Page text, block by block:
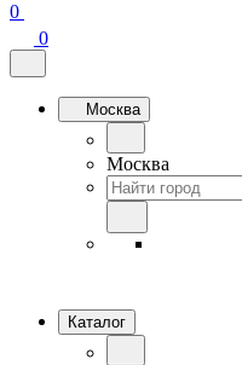
0
0
Москва
Москва
Каталог